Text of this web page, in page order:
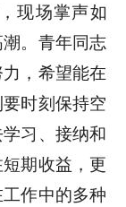
现场掌声如
。青年同志
，希望能在
时刻保持空
习、接纳和
期收益，更
作中的多种